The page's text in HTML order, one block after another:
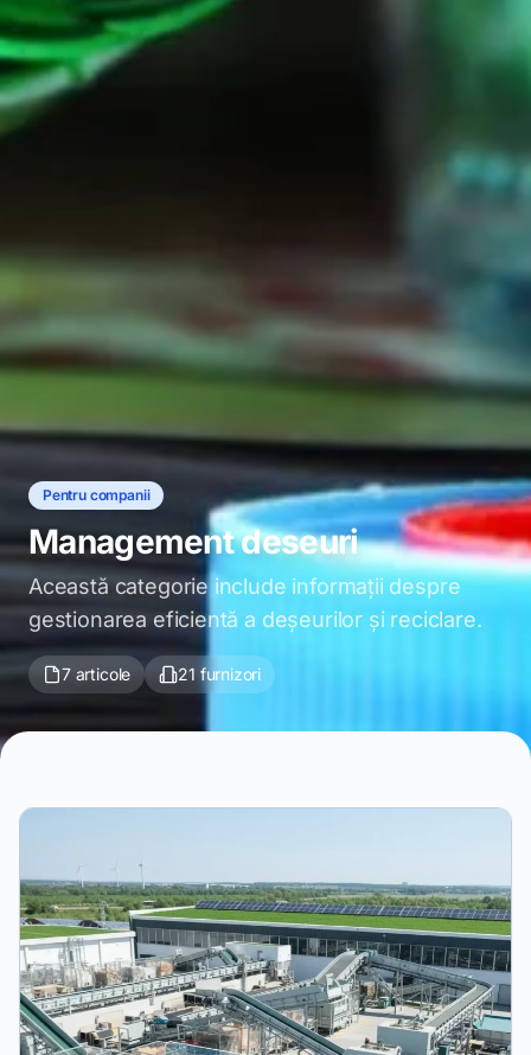
Pentru companii
Management deseuri
Această categorie include informații despre
gestionarea eficientă a deșeurilor și reciclare.
7 articole 21 furnizori